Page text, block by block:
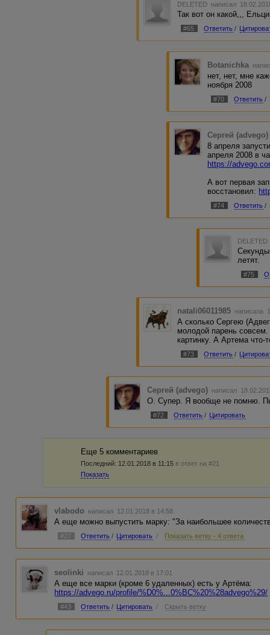
DELETED написал
Так вот он какой,,,
#65 Ответить /
Botanichka
нет, нет, мне
ноября 2008
#70 Ответить /
Сергей (advego)
8 апреля
апреля 2008 в
https://
А вот первая
восстановил:
#74 Ответить /
DELETED
Секунды
летят.
#75
natali06011985 написала
А сколько Сергею
молодой парень
картинку. А Артема
#73 Ответить /
Сергей (advego) написал
О. Супер. Я вообще не помню.
#72 Ответить / Цитировать
Еще 5 комментариев
Последний: 12.01.2018 в 11:15 в ответ на #21
Показать
vlabodo написал 12.01.2018 в 14:58
А еще можно выпустить марку: "За наибольшее
#27 Ответить / Цитировать / Показать ветку - 4 ответа
seolinki написал 12.01.2018 в 17:01
А еще все марки (кроме 6 удаленных) есть у Артёма:
https://advego.ru/profile/%D0%...0%BC%20%28advego%29/
#43 Ответить / Цитировать / Скрыть ветку